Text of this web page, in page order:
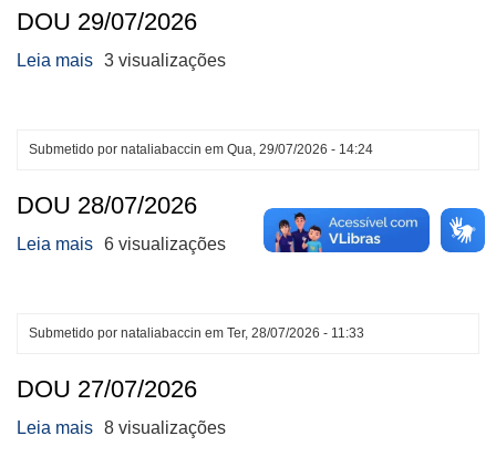
DOU 29/07/2026
Leia mais sobre
3 visualizações
Submetido por nataliabaccin em Qua, 29/07/2026 - 14:24
DOU 28/07/2026
Leia mais sobre
6 visualizações
Submetido por nataliabaccin em Ter, 28/07/2026 - 11:33
DOU 27/07/2026
Leia mais sobre
8 visualizações